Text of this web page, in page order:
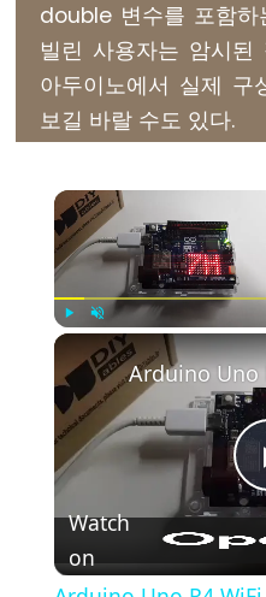
return
switch
case
while
Further
Syntax
double 변수를 포함하
빌린 사용자는 암시된
아두이노에서 실제 구
보길 바랄 수도 있다.
Unmute
Watch
on